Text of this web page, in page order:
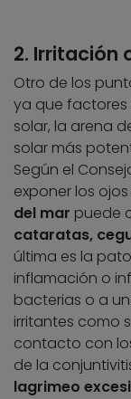
2. Irritación
Otro de los
ya que
solar, la arena
solar más
Según el
exponer los
del mar puede
cataratas,
última es la
inflamación o
bacterias o a
irritantes como
contacto con
de la
lagrimeo